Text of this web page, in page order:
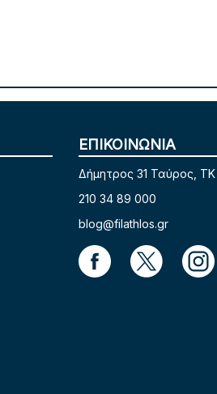
ΕΠΙΚΟΙΝΩΝΙΑ
Δήμητρος 31 Ταύρος,
210 34 89 000
blog@filathlos.gr